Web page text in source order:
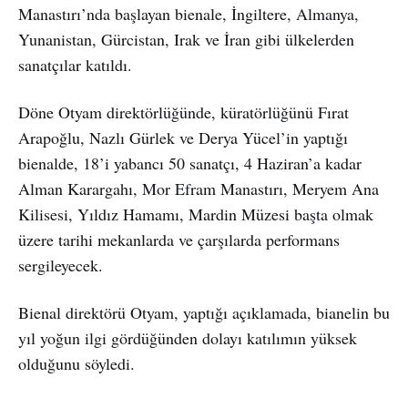
Manastırı’nda başlayan bienale, İngiltere, Almanya,
Yunanistan, Gürcistan, Irak ve İran gibi ülkelerden
sanatçılar katıldı.
Döne Otyam direktörlüğünde, küratörlüğünü Fırat
Arapoğlu, Nazlı Gürlek ve Derya Yücel’in yaptığı
bienalde, 18’i yabancı 50 sanatçı, 4 Haziran’a kadar
Alman Karargahı, Mor Efram Manastırı, Meryem Ana
Kilisesi, Yıldız Hamamı, Mardin Müzesi başta olmak
üzere tarihi mekanlarda ve çarşılarda performans
sergileyecek.
Bienal direktörü Otyam, yaptığı açıklamada, bianelin bu
yıl yoğun ilgi gördüğünden dolayı katılımın yüksek
olduğunu söyledi.